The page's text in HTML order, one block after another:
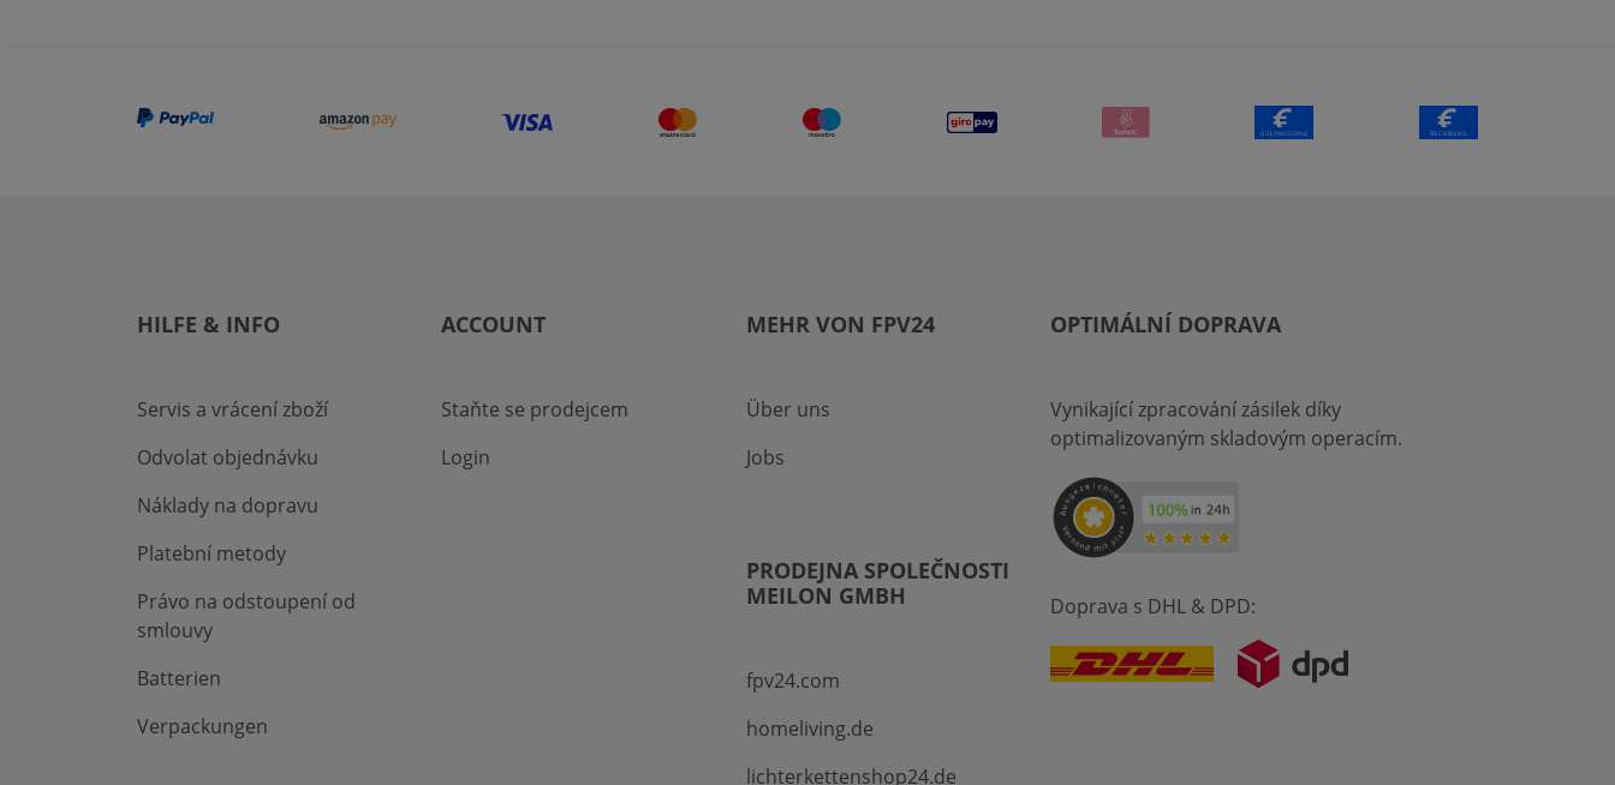
HILFE & INFO
Servis a vrácení zboží
Odvolat objednávku
Náklady na dopravu
Platební metody
Právo na odstoupení od
smlouvy
Batterien
Verpackungen
ACCOUNT
Staňte se prodejcem
Login
MEHR VON FPV24
Über uns
Jobs
PRODEJNA SPOLEČNOSTI
MEILON GMBH
fpv24.com
homeliving.de
lichterkettenshop24.de
OPTIMÁLNÍ DOPRAVA
Vynikající zpracování zásilek díky
optimalizovaným skladovým operacím.
Doprava s DHL & DPD: